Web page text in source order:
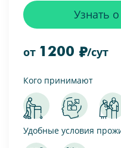
от 1200 /сут
Узнать
Кого принимают
Удобные условия